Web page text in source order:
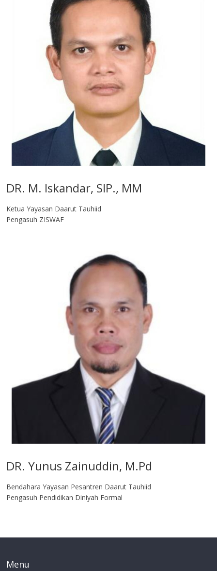
DR. M. Iskandar, SIP., MM
Ketua Yayasan Daarut Tauhiid
Pengasuh ZISWAF
DR. Yunus Zainuddin, M.Pd
Bendahara Yayasan Pesantren Daarut Tauhiid
Pengasuh Pendidikan Diniyah Formal
Menu